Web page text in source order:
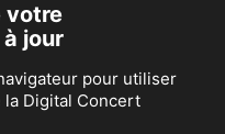
votre
jour
pour utiliser
Digital Concert